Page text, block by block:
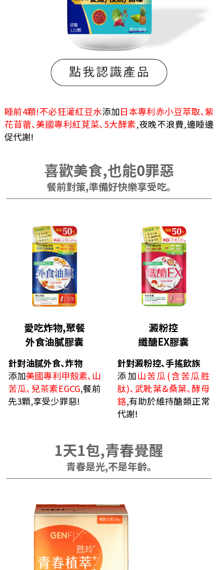
睡前4顆!不必狂灌紅豆水添加日本專利赤小豆萃取､紫
花苜蓿､美國專利紅莧菜､5大酵素,夜晚不浪費,邊睡邊
促代謝!
喜歡美食,也能0罪惡
餐前對策,準備好快樂享受吃｡
愛吃炸物,聚餐
外食油膩膠囊
針對油膩外食､炸物
添加美國專利甲殼素､山
苦瓜､兒茶素EGCG,餐前
先3顆,享受少罪惡!
澱粉控
纖醣EX膠囊
針對澱粉控､手搖飲族
添加山苦瓜(含苦瓜胜
肽)､武靴葉&桑葉､酵母
鉻,有助於維持醣類正常
代謝!
1天1包,青春覺醒
青春是光,不是年齡｡